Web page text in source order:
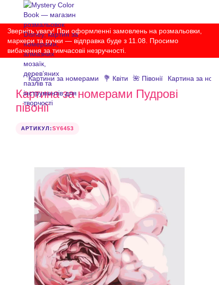
Зверніть увагу! При оформленні замовлень на розмальовки,
маркери та ручки — відправка буде з 11.08. Просимо
вибачення за тимчасовіі незручності.
Картини за номерами 💐 Квіти 🌺 Півонії Картина за
Картина за номерами Пудрові
півонії
АРТИКУЛ:SY6453